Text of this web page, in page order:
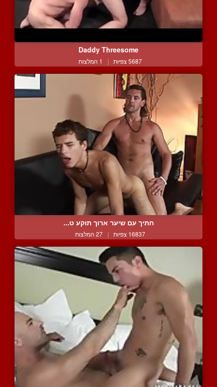
Daddy Threesome
5687 צפיות | 1 המלצות
חתיך עם שיער ארוך תוקע ט...
16837 צפיות | 27 המלצות